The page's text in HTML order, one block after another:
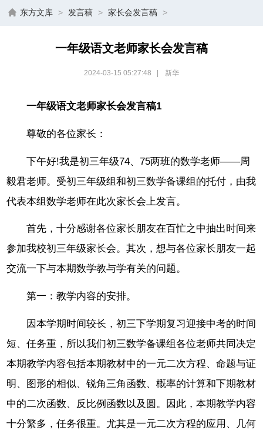
东方文库 > 发言稿 > 家长会发言稿 >
一年级语文老师家长会发言稿
2024-03-15 05:27:48 新华
一年级语文老师家长会发言稿1
尊敬的各位家长：
下午好!我是初三年级74、75两班的数学老师——周
毅君老师。受初三年级组和初三数学备课组的托付，由我
代表本组数学老师在此次家长会上发言。
首先，十分感谢各位家长朋友在百忙之中抽出时间来
参加我校初三年级家长会。其次，想与各位家长朋友一起
交流一下与本期数学教与学有关的问题。
第一：教学内容的安排。
因本学期时间较长，初三下学期复习迎接中考的时间
短、任务重，所以我们初三数学备课组各位老师共同决定
本期教学内容包括本期教材中的一元二次方程、命题与证
明、图形的相似、锐角三角函数、概率的计算和下期教材
中的二次函数、反比例函数以及圆。因此，本期教学内容
十分繁多，任务很重。尤其是一元二次方程的应用、几何